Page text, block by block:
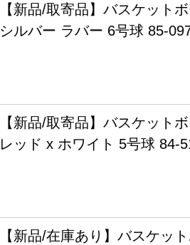
【新品/取寄品】バスケット
シルバー ラバー 6号球 85-
【新品/取寄品】バスケット
レッド x ホワイト 5号球 84-
【新品/在庫あり】バスケッ